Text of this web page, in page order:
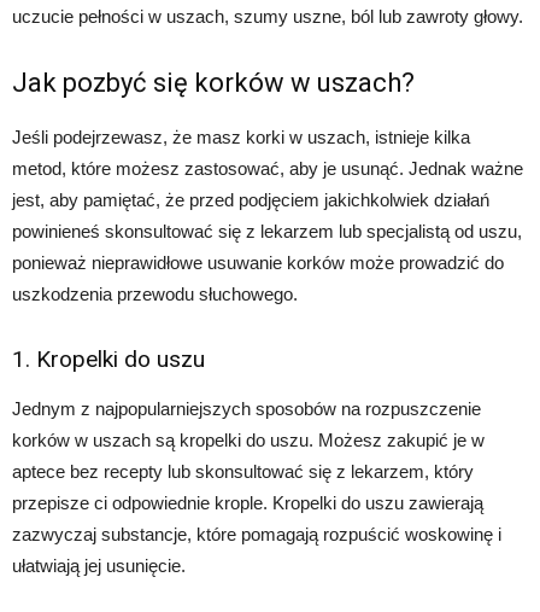
uczucie pełności w uszach, szumy uszne, ból lub zawroty głowy.
Jak pozbyć się korków w uszach?
Jeśli podejrzewasz, że masz korki w uszach, istnieje kilka
metod, które możesz zastosować, aby je usunąć. Jednak ważne
jest, aby pamiętać, że przed podjęciem jakichkolwiek działań
powinieneś skonsultować się z lekarzem lub specjalistą od uszu,
ponieważ nieprawidłowe usuwanie korków może prowadzić do
uszkodzenia przewodu słuchowego.
1. Kropelki do uszu
Jednym z najpopularniejszych sposobów na rozpuszczenie
korków w uszach są kropelki do uszu. Możesz zakupić je w
aptece bez recepty lub skonsultować się z lekarzem, który
przepisze ci odpowiednie krople. Kropelki do uszu zawierają
zazwyczaj substancje, które pomagają rozpuścić woskowinę i
ułatwiają jej usunięcie.